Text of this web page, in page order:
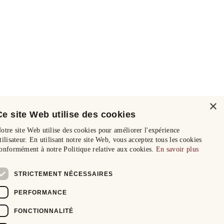
×
site Web utilise des cookies
site Web utilise des cookies pour améliorer l'expérience
En utilisant notre site Web, vous acceptez tous les cookies
à notre Politique relative aux cookies. En savoir plus
STRICTEMENT NÉCESSAIRES
PERFORMANCE
FONCTIONNALITÉ